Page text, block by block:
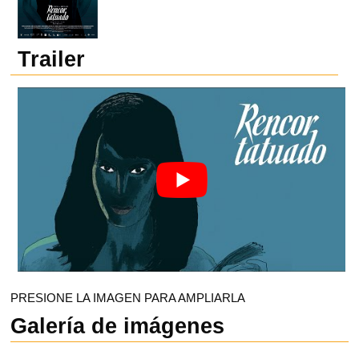
Trailer
PRESIONE LA IMAGEN PARA AMPLIARLA
Galería de imágenes